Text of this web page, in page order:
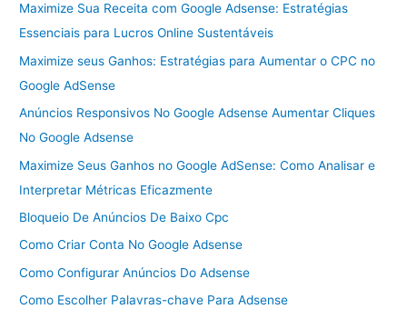
Maximize Sua Receita com Google Adsense: Estratégias
Essenciais para Lucros Online Sustentáveis
Maximize seus Ganhos: Estratégias para Aumentar o CPC no
Google AdSense
Anúncios Responsivos No Google Adsense Aumentar Cliques
No Google Adsense
Maximize Seus Ganhos no Google AdSense: Como Analisar e
Interpretar Métricas Eficazmente
Bloqueio De Anúncios De Baixo Cpc
Como Criar Conta No Google Adsense
Como Configurar Anúncios Do Adsense
Como Escolher Palavras-chave Para Adsense